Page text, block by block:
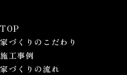
TOP
家づくりのこだわり
施工事例
家づくりの流れ